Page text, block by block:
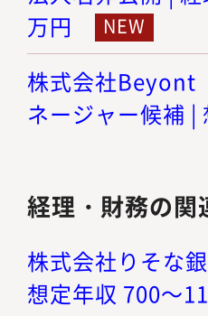
万円
株式会社Beyont
ネージャー候補 |
経理・財務の関
株式会社りそな
想定年収 700～